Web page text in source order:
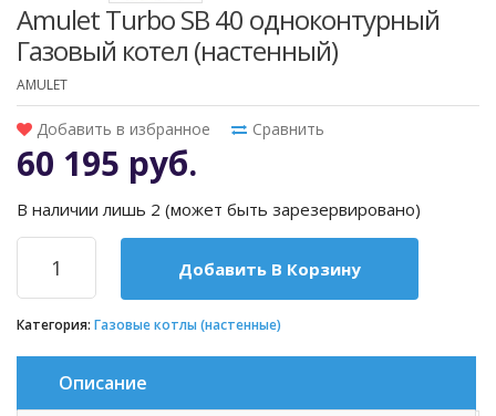
Amulet Turbo SВ 40 одноконтурный
Газовый котел (настенный)
AMULET
Добавить в избранное Сравнить
60 195 руб.
В наличии лишь 2 (может быть зарезервировано)
Добавить В Корзину
Категория: Газовые котлы (настенные)
Описание